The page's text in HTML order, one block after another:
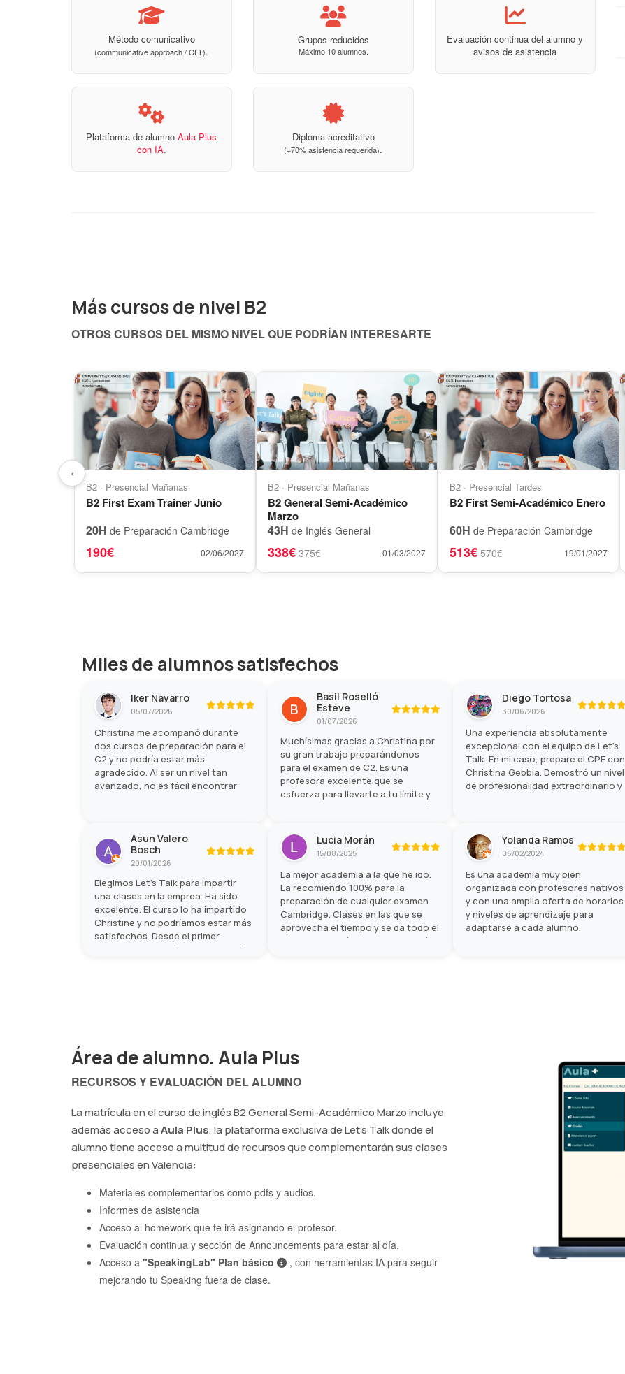
Método comunicativo
(communicative approach / CLT).
Grupos reducidos
Máximo 10 alumnos.
Evaluación continua del alumno y
avisos de asistencia
Plataforma de alumnoAula Plus
con IA.
Diploma acreditativo
(+70% asistencia requerida).
Más cursos de nivel B2
OTROS CURSOS DEL MISMO NIVEL QUE PODRÍAN INTERESARTE
B2 · Presencial Mañanas
B2 First Exam Trainer Junio
20H de Preparación Cambridge
190€ 02/06/2027
B2 · Presencial Mañanas
B2 General Semi-Académico
Marzo
43H de Inglés General
338€ 375€ 01/03/2027
B2 · Presencial Tardes
B2 First Semi-Académico Enero
60H de Preparación Cambridge
513€ 570€ 19/01/2027
‹
Miles de alumnos satisfechos
Iker Navarro
05/07/2026
Christina me acompañó durante
dos cursos de preparación para el
C2 y no podría estar más
agradecido. Al ser un nivel tan
avanzado, no es fácil encontrar
Let's Talk superó todas mis
expectativas.
Basil Roselló
Esteve
01/07/2026
Muchísimas gracias a Christina por
su gran trabajo preparándonos
para el examen de C2. Es una
profesora excelente que se
esfuerza para llevarte a tu límite y
que lo hagas lo mejor posible el día
muchísimo gracias a ella.
Diego Tortosa
30/06/2026
Una experiencia absolutamente
excepcional con el equipo de Let's
Talk. En mi caso, preparé el CPE con
Christina Gebbia. Demostró un nivel
de profesionalidad extraordinario y
Asun Valero
Bosch
20/01/2026
Elegimos Let’s Talk para impartir
una clases en la emprea. Ha sido
excelente. El curso lo ha impartido
Christine y no podríamos estar más
satisfechos. Desde el primer
momento destacó por su cercanía,
mejorábamos nuestro inglés. Sin
duda, una formación muy
recomendable.
Lucia Morán
15/08/2025
La mejor academia a la que he ido.
La recomiendo 100% para la
preparación de cualquier examen
Cambridge. Clases en las que se
aprovecha el tiempo y se da todo el
temario. Además, los grupos están
Yolanda Ramos
06/02/2024
Es una academia muy bien
organizada con profesores nativos
y con una amplia oferta de horarios
y niveles de aprendizaje para
adaptarse a cada alumno.
Área de alumno. Aula Plus
RECURSOS Y EVALUACIÓN DEL ALUMNO
La matrícula en el curso de inglés B2 General Semi-Académico Marzo incluye
además acceso aAula Plus, la plataforma exclusiva de Let's Talk donde el
alumno tiene acceso a multitud de recursos que complementarán sus clases
presenciales en Valencia:
Materiales complementarios como pdfs y audios.
Informes de asistencia
Acceso al homework que te irá asignando el profesor.
Evaluación continua y sección de Announcements para estar al día.
Acceso a "SpeakingLab" Plan básico
, con herramientas IA para seguir
mejorando tu Speaking fuera de clase.